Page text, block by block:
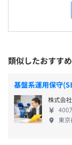
【開発環境・使用
C#、Flutter
・ミドルウェア
・フレームワー
・インフラ：
会社の定める場
・都営浅草線「
・東京メトロ「
・JR「東京駅」
・慶弔休暇
・育児休暇
・介護休暇
ンで会議を重
乗せてきまし
クラウド本棚
問い合わせや
新しいモノコ
要です。わた
あるサービス
か？ 《弊社でエンジニアとして働く魅力》 ■社会貢
献につながる
仕事は、単に
類似したおすす
基盤系運用保守
株式会
400
東京